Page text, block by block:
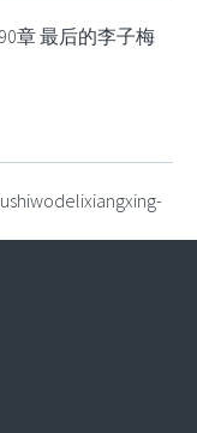
章 最后的李子梅